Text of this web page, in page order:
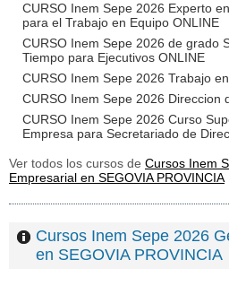
CURSO Inem Sepe 2026 Experto
para el Trabajo en Equipo ONLINE
CURSO Inem Sepe 2026 de grado
Tiempo para Ejecutivos ONLINE
CURSO Inem Sepe 2026 Trabajo
CURSO Inem Sepe 2026 Direccion
CURSO Inem Sepe 2026 Curso
Empresa para Secretariado de
Ver todos los cursos de Cursos Inem
Empresarial en SEGOVIA PROVINCIA
Cursos Inem Sepe 2026
en SEGOVIA PROVINCIA